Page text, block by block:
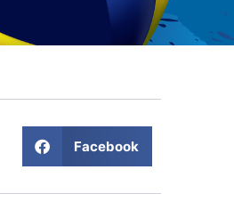
Facebook